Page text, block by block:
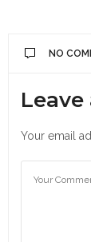
NO
Leave
Your email